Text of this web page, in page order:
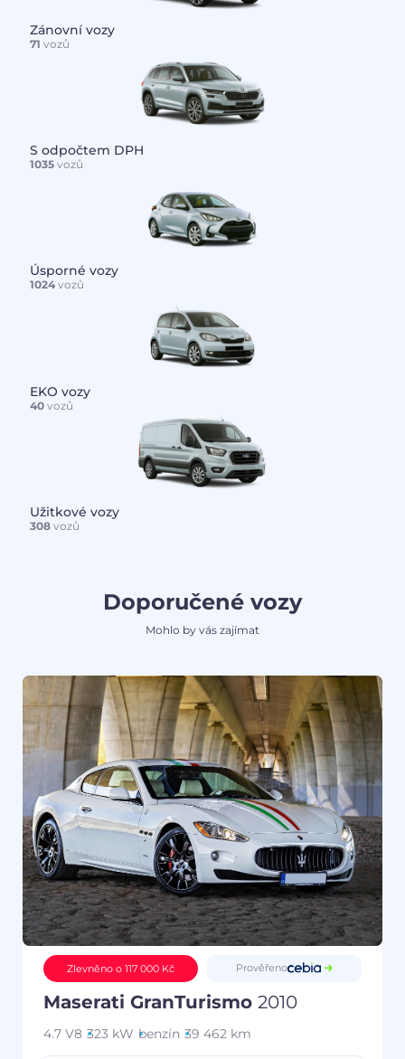
Zánovní vozy
71 vozů
S odpočtem DPH
1035vozů
Úsporné vozy
1024vozů
EKO vozy
40vozů
Užitkové vozy
308vozů
Doporučené vozy
Mohlo by vás zajímat
Zlevněno o 117 000 Kč Prověřeno
Maserati GranTurismo 2010
4.7 V8 323 kW benzín 39 462 km